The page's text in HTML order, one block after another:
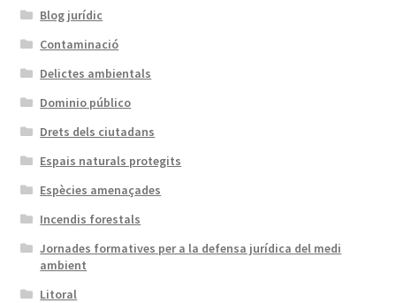
Blog jurídic
Contaminació
Delictes ambientals
Dominio público
Drets dels ciutadans
Espais naturals protegits
Espècies amenaçades
Incendis forestals
Jornades formatives per a la defensa jurídica del medi
ambient
Litoral